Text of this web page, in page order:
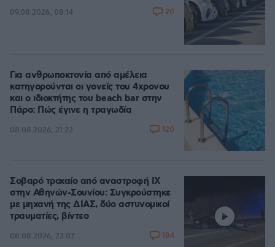
09.08.2026, 08:14 20
Για ανθρωποκτονία από αμέλεια
κατηγορούνται οι γονείς του 4χρονου
και ο ιδιοκτήτης του beach bar στην
Πάρο: Πώς έγινε η τραγωδία
08.08.2026, 21:22 120
Σοβαρό τροχαίο από αναστροφή ΙΧ
στην Αθηνών-Σουνίου: Συγκρούστηκε
με μηχανή της ΔΙΑΣ, δύο αστυνομικοί
τραυματίες, βίντεο
08.08.2026, 23:07 184